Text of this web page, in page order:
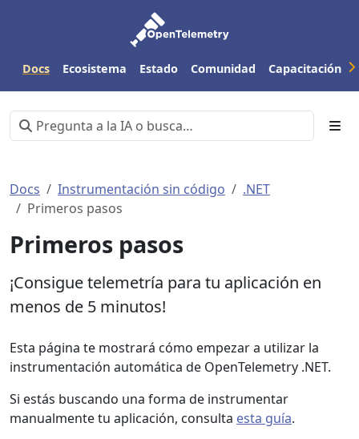
Docs Ecosistema Estado Comunidad Capacitación
Docs Instrumentación sin código
.NET
Primeros pasos
Primeros pasos
¡Consigue telemetría para tu aplicación en
menos de 5 minutos!
Esta página te mostrará cómo empezar a utilizar la
instrumentación automática de OpenTelemetry .NET.
Si estás buscando una forma de instrumentar
manualmente tu aplicación, consulta esta guía.